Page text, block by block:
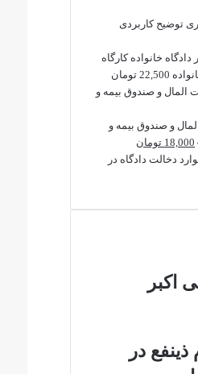
توضیح کاربردی
کارگاه
22,500 تومان
و صندوق بیمه و
قیمت
اصلی
18,000 تومانقیمت
فعلی
دخالت دادگاه در
اکبر
در